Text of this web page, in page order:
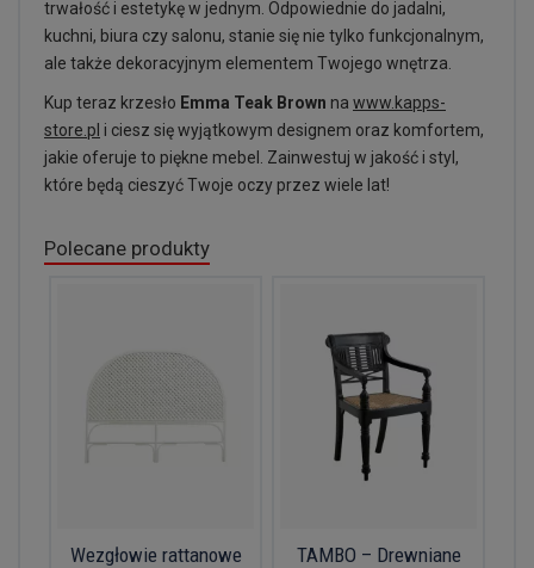
trwałość i estetykę w jednym. Odpowiednie do jadalni,
kuchni, biura czy salonu, stanie się nie tylko funkcjonalnym,
ale także dekoracyjnym elementem Twojego wnętrza.
Kup teraz krzesło Emma Teak Brown na www.kapps-
store.pl i ciesz się wyjątkowym designem oraz komfortem,
jakie oferuje to piękne mebel. Zainwestuj w jakość i styl,
które będą cieszyć Twoje oczy przez wiele lat!
Polecane produkty
Wezgłowie rattanowe
TAMBO – Drewniane